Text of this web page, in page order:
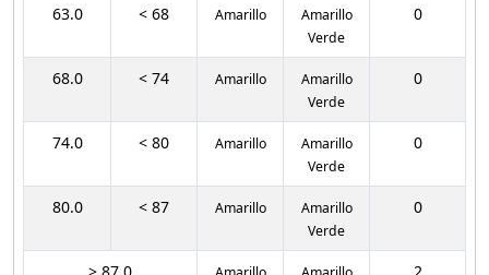
63.0 < 68 Amarillo
Amarillo
Verde
0
68.0 < 74 Amarillo
Amarillo
Verde
0
74.0 < 80 Amarillo
Amarillo
Verde
0
80.0 < 87 Amarillo
Amarillo
Verde
0